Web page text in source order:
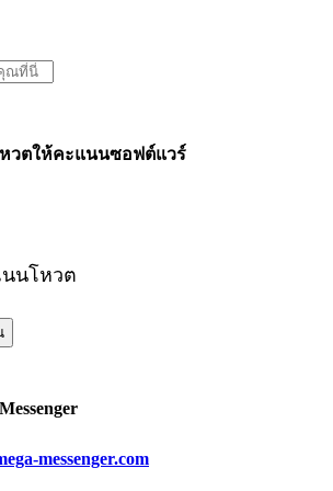
วตให้คะแนนซอฟต์แวร์
นโหวต
messenger.com